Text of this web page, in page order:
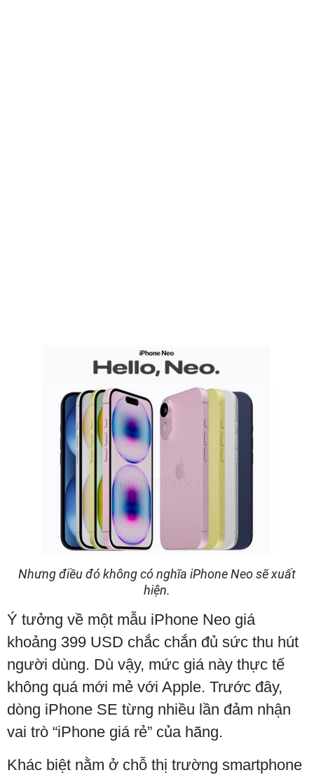
Nhưng điều đó không có nghĩa iPhone Neo sẽ xuất
hiện.
Ý tưởng về một mẫu iPhone Neo giá
khoảng 399 USD chắc chắn đủ sức thu hút
người dùng. Dù vậy, mức giá này thực tế
không quá mới mẻ với Apple. Trước đây,
dòng iPhone SE từng nhiều lần đảm nhận
vai trò “iPhone giá rẻ” của hãng.
Khác biệt nằm ở chỗ thị trường smartphone